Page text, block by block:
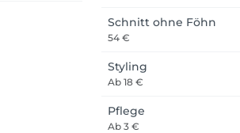
Schnitt ohne Föhn
54 €
Styling
Ab 18 €
Pflege
Ab 3 €